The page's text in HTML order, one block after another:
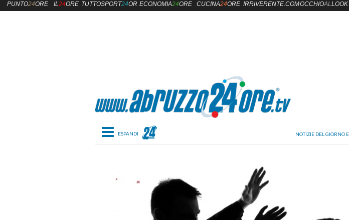
Toggle navigation
PUNTO24ORE IL24ORE TUTTOSPORT24OREECONOMIA24ORE CUCINA24ORE IRRIVERENTE.COMOCCHIOALLOOK